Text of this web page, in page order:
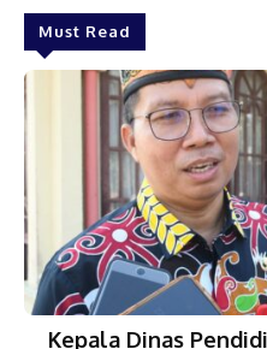
Must Read
Kepala Dinas